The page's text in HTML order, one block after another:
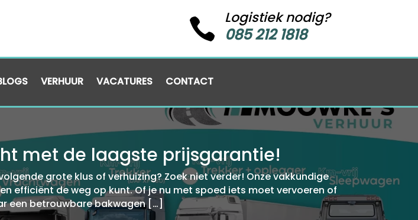
 Logistiek nodig?
085 212 1818
VERHUUR VACATURES CONTACT
met de laagste prijsgarantie!
grote klus of verhuizing? Zoek niet verder! Onze vakkundige
efficiënt de weg op kunt.​ Of je nu met spoed iets moet vervoeren of
een betrouwbare bakwagen […]